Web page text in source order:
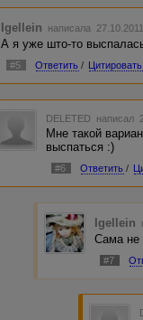
Igellein написала
А я уже што-то
#5 Ответить / Цитировать
DELETED написал
Мне такой
выспаться :)
#6 Ответить /
Igellein
Сама не
#7